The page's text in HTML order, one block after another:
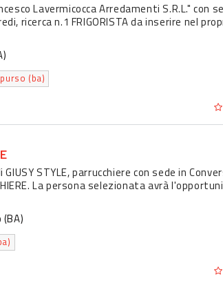
Lavermicocca Arredamenti S.R.L." con
ricerca n.1 FRIGORISTA da inserire nel
(ba)
STYLE, parrucchiere con sede in
La persona selezionata avrà